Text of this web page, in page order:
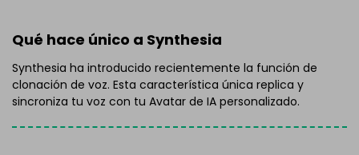
Qué hace único a Synthesia
Synthesia ha introducido recientemente la función de
clonación de voz. Esta característica única replica y
sincroniza tu voz con tu Avatar de IA personalizado.